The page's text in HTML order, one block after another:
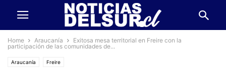
Home Araucanía
Exitosa mesa territorial en Freire con la
participación de las comunidades de...
Araucanía Freire